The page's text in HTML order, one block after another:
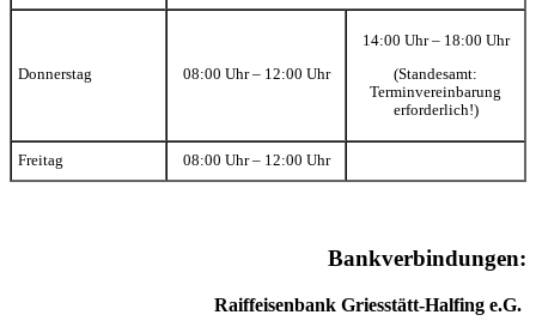
Donnerstag 08:00 Uhr – 12:00 Uhr
14:00 Uhr – 18:00 Uhr
(Standesamt:
Terminvereinbarung
erforderlich!)
Freitag 08:00 Uhr – 12:00 Uhr
Bankverbindungen:
Raiffeisenbank Griesstätt-Halfing e.G.